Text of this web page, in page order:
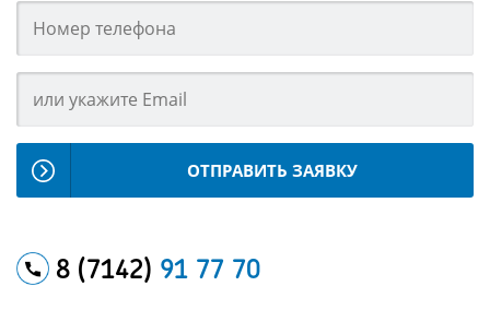
ОТПРАВИТЬ ЗАЯВКУ
8 (7142) 91 77 70